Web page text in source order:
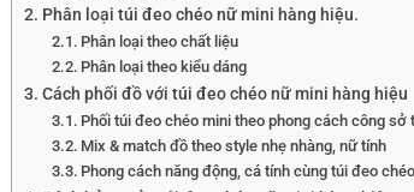
Phân loại túi đeo chéo nữ mini hàng hiệu.
Phân loại theo chất liệu
Phân loại theo kiểu dáng
Cách phối đồ với túi đeo chéo nữ mini hàng hiệu
Phối túi đeo chéo mini theo phong cách công sở
Mix & match đồ theo style nhẹ nhàng, nữ tính
Phong cách năng động, cá tính cùng túi đeo